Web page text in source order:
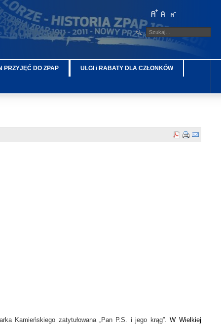
PRZYJĘĆ DO ZPAP ULGI i RABATY DLA CZŁONKÓW
Kamieńskiego zatytułowana „Pan P.S. i jego krąg”.W Wielkiej